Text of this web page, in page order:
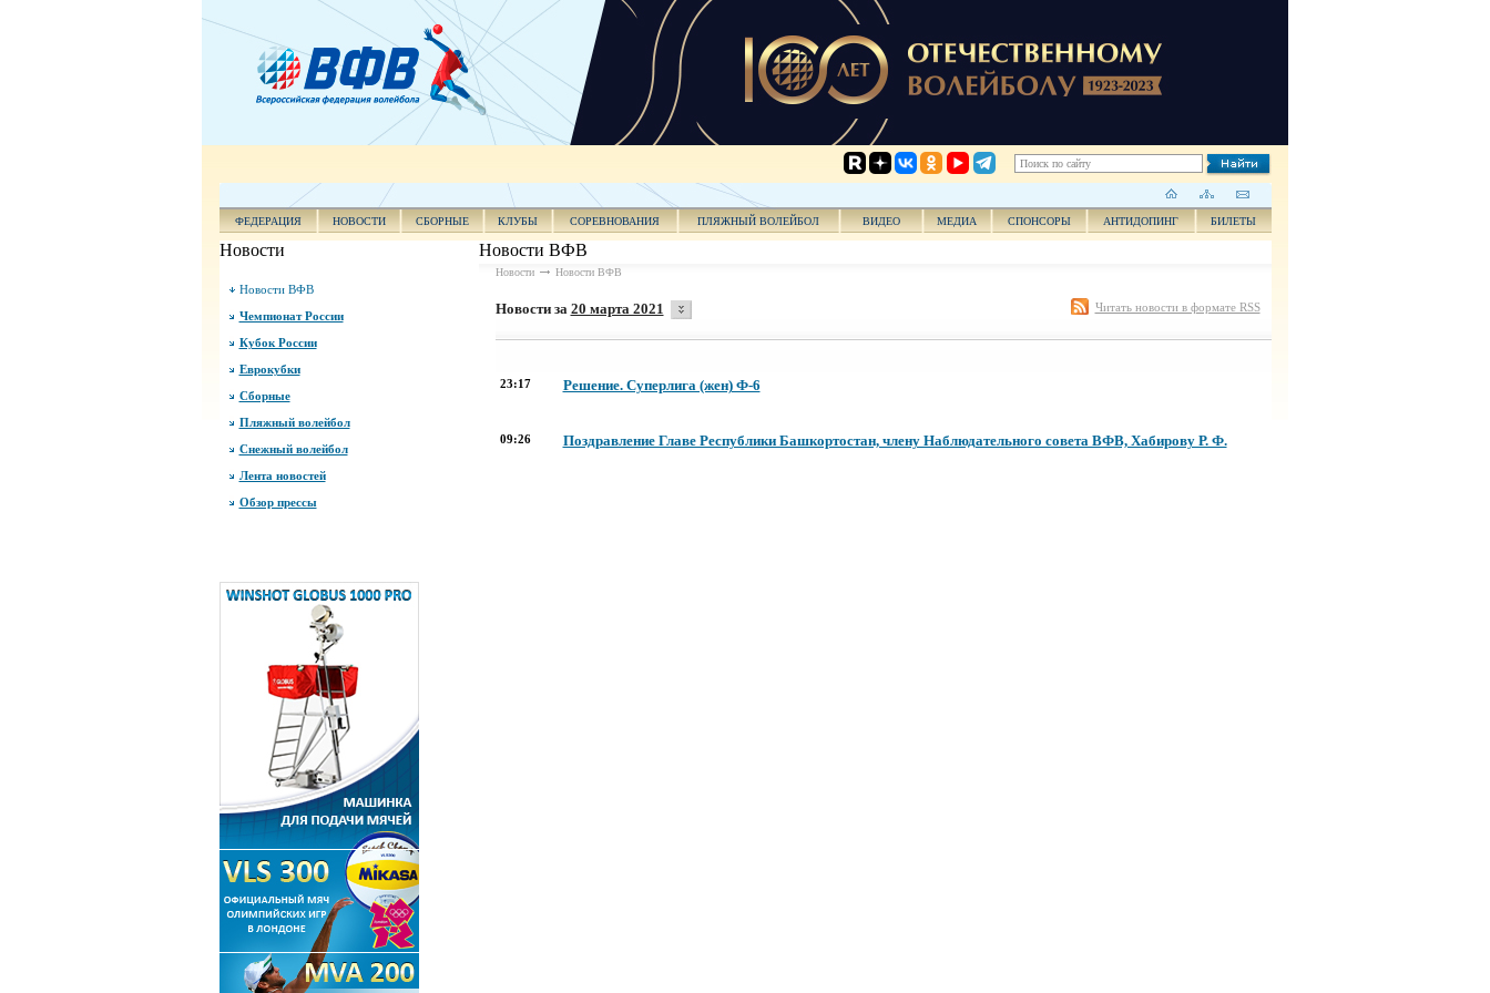
ФЕДЕРАЦИЯ НОВОСТИ СБОРНЫЕ КЛУБЫ СОРЕВНОВАНИЯ ПЛЯЖНЫЙ ВОЛЕЙБОЛ ВИДЕО МЕДИА СПОНСОРЫ АНТИДОПИНГ БИЛЕТЫ
Новости
Новости ВФВ
Чемпионат России
Кубок России
Еврокубки
Сборные
Пляжный волейбол
Снежный волейбол
Лента новостей
Обзор прессы
Новости ВФВ
Новости Новости ВФВ
Новости за 20 марта 2021 Читать новости в формате RSS
23:17 Решение. Суперлига (жен) Ф-6
09:26 Поздравление Главе Республики Башкортостан, члену Наблюдательного совета ВФВ, Хабирову Р. Ф.